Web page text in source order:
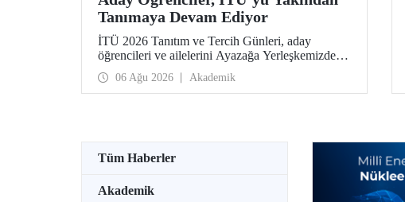
Tanımaya Devam Ediyor
İTÜ 2026 Tanıtım ve Tercih Günleri, aday
öğrencileri ve ailelerini Ayazağa Yerleşkemizde
ağırlamaya devam ediyor. Tanıtım ve Tercih
Günleri 7 Ağustos’ta tamamlanacak, ilgili fakülte
ve birimler adaylara bilgi vermeye devam edecek.
06 Ağu 2026 Akademik
Tüm Haberler
Akademik